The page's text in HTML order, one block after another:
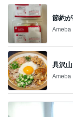
節約
Ameba
具沢
Ameba